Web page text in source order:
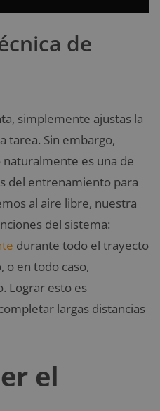
de
simplemente ajustas la
tarea. Sin embargo,
es una de
del entrenamiento para
al aire libre, nuestra
del sistema:
durante todo el trayecto
o en todo caso,
Lograr esto es
largas distancias
el